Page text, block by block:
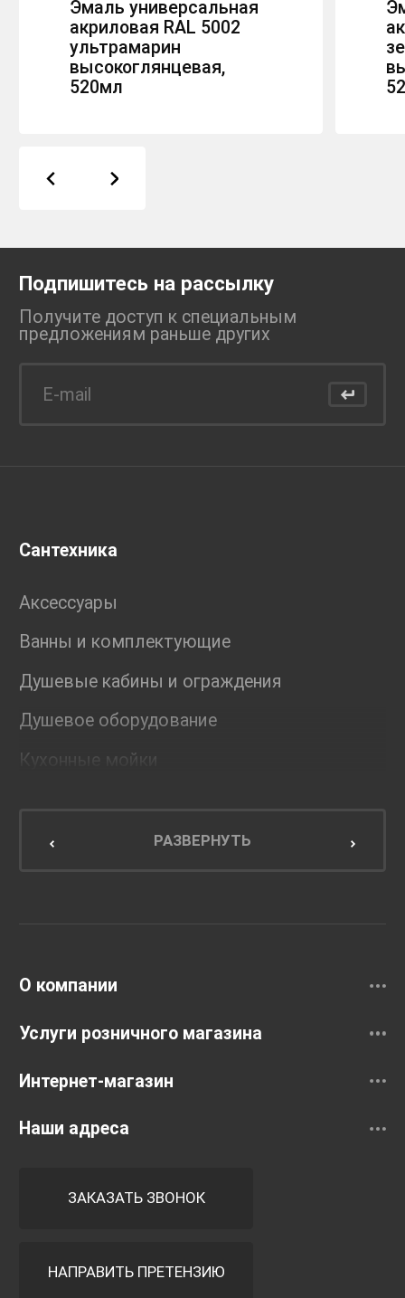
Эмаль универсальная
акриловая RAL 5002
ультрамарин
высокоглянцевая,
520мл
Подпишитесь на рассылку
Получите доступ к специальным
предложениям раньше других
Сантехника
Аксессуары
Ванны и комплектующие
Душевые кабины и ограждения
Душевое оборудование
Кухонные мойки
Мебель для кухниРАЗВЕРНУТЬ
О компании
Услуги розничного магазина
Интернет-магазин
Наши адреса
ЗАКАЗАТЬ ЗВОНОК
НАПРАВИТЬ ПРЕТЕНЗИЮ